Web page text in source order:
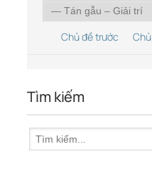
Chủ đề trước
Tìm kiếm